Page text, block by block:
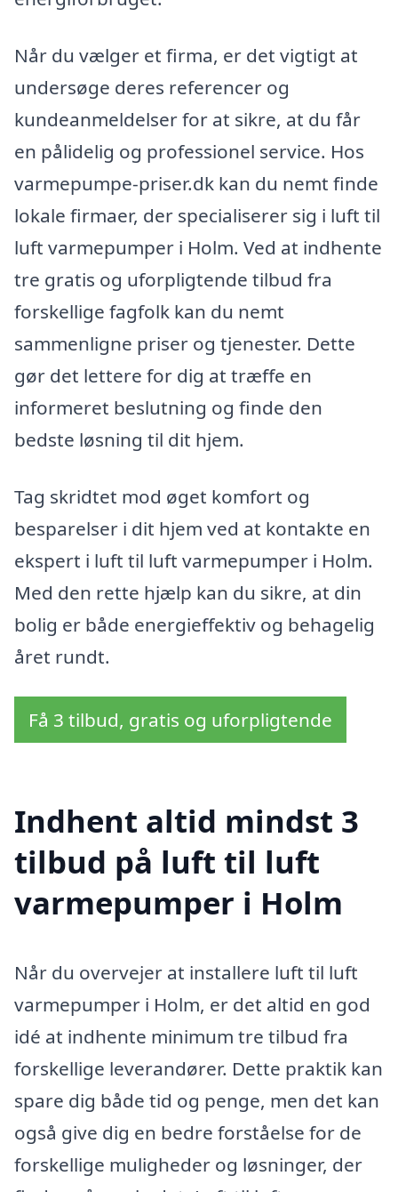
Når du vælger et firma, er det vigtigt at
undersøge deres referencer og
kundeanmeldelser for at sikre, at du får
en pålidelig og professionel service. Hos
varmepumpe-priser.dk kan du nemt finde
lokale firmaer, der specialiserer sig i luft til
luft varmepumper i Holm. Ved at indhente
tre gratis og uforpligtende tilbud fra
forskellige fagfolk kan du nemt
sammenligne priser og tjenester. Dette
gør det lettere for dig at træffe en
informeret beslutning og finde den
bedste løsning til dit hjem.
Tag skridtet mod øget komfort og
besparelser i dit hjem ved at kontakte en
ekspert i luft til luft varmepumper i Holm.
Med den rette hjælp kan du sikre, at din
bolig er både energieffektiv og behagelig
året rundt.
Få 3 tilbud, gratis og uforpligtende
Indhent altid mindst 3
tilbud på luft til luft
varmepumper i Holm
Når du overvejer at installere luft til luft
varmepumper i Holm, er det altid en god
idé at indhente minimum tre tilbud fra
forskellige leverandører. Dette praktik kan
spare dig både tid og penge, men det kan
også give dig en bedre forståelse for de
forskellige muligheder og løsninger, der